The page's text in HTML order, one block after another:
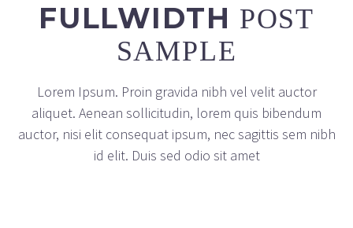
FULLWIDTH POST
SAMPLE
Lorem Ipsum. Proin gravida nibh vel velit auctor
aliquet. Aenean sollicitudin, lorem quis bibendum
auctor, nisi elit consequat ipsum, nec sagittis sem nibh
id elit. Duis sed odio sit amet